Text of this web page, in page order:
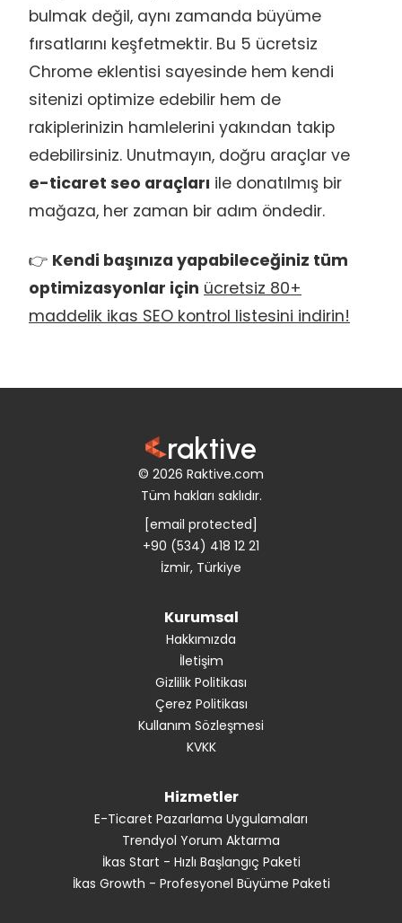
bulmak değil, aynı zamanda büyüme
fırsatlarını keşfetmektir. Bu 5 ücretsiz
Chrome eklentisi sayesinde hem kendi
sitenizi optimize edebilir hem de
rakiplerinizin hamlelerini yakından takip
edebilirsiniz. Unutmayın, doğru araçlar ve
e-ticaret seo araçları ile donatılmış bir
mağaza, her zaman bir adım öndedir.
👉 Kendi başınıza yapabileceğiniz tüm
optimizasyonlar için ücretsiz 80+
maddelik ikas SEO kontrol listesini indirin!
raktive
© 2026 Raktive.com
Tüm hakları saklıdır.
[email protected]
+90 (534) 418 12 21
İzmir, Türkiye
Kurumsal
Hakkımızda
İletişim
Gizlilik Politikası
Çerez Politikası
Kullanım Sözleşmesi
KVKK
Hizmetler
E-Ticaret Pazarlama Uygulamaları
Trendyol Yorum Aktarma
İkas Start - Hızlı Başlangıç Paketi
İkas Growth - Profesyonel Büyüme Paketi